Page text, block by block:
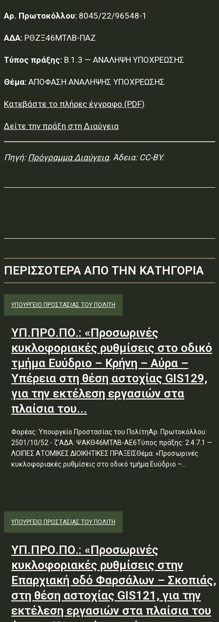
Αρ. Πρωτοκόλλου: 8045/22/96548-1
ΑΔΑ: ΡΘΖΞ46ΜΤΛΒ-ΠΑΖ
Τύπος πράξης: Β.1.3 — ΑΝΑΛΗΨΗ ΥΠΟΧΡΕΩΣΗΣ
Θέμα: ΑΠΟΦΑΣΗ ΑΝΑΛΗΨΗΣ ΥΠΟΧΡΕΩΣΗΣ
Κατεβάστε το πλήρες έγγραφο (PDF)
Δείτε την πράξη στη Διαύγεια
Πηγή: Πρόγραμμα Διαύγεια. Άδεια: CC-BY.
ΠΕΡΙΣΣΟΤΕΡΑ ΑΠΟ ΤΗΝ ΚΑΤΗΓΟΡΙΑ
ΥΠΟΥΡΓΕΊΟ ΠΡΟΣΤΑΣΊΑΣ ΤΟΥ ΠΟΛΊΤΗ
ΥΠ.ΠΡΟ.ΠΟ.: «Προσωρινές
κυκλοφοριακές ρυθμίσεις στο οδικό
τμήμα Ευύδριο – Κρήνη – Αύρα –
Υπέρεια στη θέση αστοχίας GIS129,
για την εκτέλεση εργασιών στα
πλαίσια του...
Φορέας: Υπουργείο Προστασίας του ΠολίτηΑρ. Πρωτοκόλλου:
2501/10/52 - ζ'ΑΔΑ: ΨΑΚΘ46ΜΤΛΒ-ΑΕ6Τύπος πράξης: 2.4.7.1 —
ΛΟΙΠΕΣ ΑΤΟΜΙΚΕΣ ΔΙΟΙΚΗΤΙΚΕΣ ΠΡΑΞΕΙΣΘέμα: «Προσωρινές
κυκλοφοριακές ρυθμίσεις στο οδικό τμήμα Ευύδριο –...
ΥΠΟΥΡΓΕΊΟ ΠΡΟΣΤΑΣΊΑΣ ΤΟΥ ΠΟΛΊΤΗ
ΥΠ.ΠΡΟ.ΠΟ.: «Προσωρινές
κυκλοφοριακές ρυθμίσεις στην
Επαρχιακή οδό Φαρσάλων – Σκοπιάς,
στη θέση αστοχίας GIS121, για την
εκτέλεση εργασιών στα πλαίσια του